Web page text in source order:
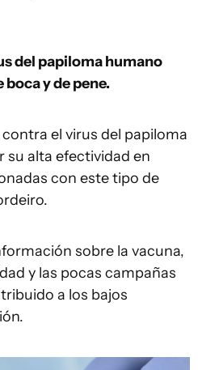
del papiloma humano
y de pene.
el virus del papiloma
su alta efectividad en
con este tipo de
sobre la vacuna,
y las pocas campañas
a los bajos